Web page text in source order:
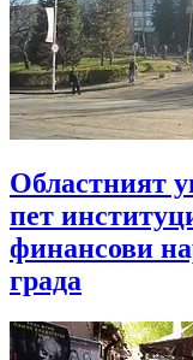
Областният
пет
финансови
града